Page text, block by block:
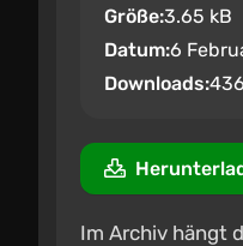
Größe:3.65 kB
Datum:6
Downloads:436
Im Archiv hängt